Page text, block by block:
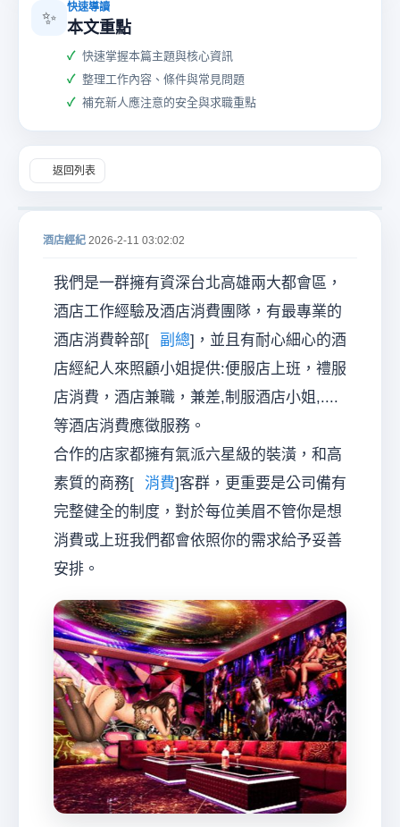
✨
快速導讀
本文重點
快速掌握本篇主題與核心資訊
整理工作內容、條件與常見問題
補充新人應注意的安全與求職重點
返回列表
酒店經紀 2026-2-11 03:02:02
我們是一群擁有資深台北高雄兩大都會區，
酒店工作經驗及酒店消費團隊，有最專業的
酒店消費幹部[
副總]，並且有耐心細心的酒
店經紀人來照顧小姐提供:便服店上班，禮服
店消費，酒店兼職，兼差,制服酒店小姐,....
等酒店消費應徵服務。
合作的店家都擁有氣派六星級的裝潢，和高
素質的商務[
消費]客群，更重要是公司備有
完整健全的制度，對於每位美眉不管你是想
消費或上班我們都會依照你的需求給予妥善
安排。